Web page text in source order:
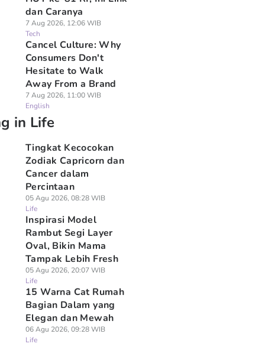
dan Caranya
7 Aug 2026, 12:06 WIB
Tech
Cancel Culture: Why
Consumers Don't
Hesitate to Walk
Away From a Brand
7 Aug 2026, 11:00 WIB
English
in Life
Tingkat Kecocokan
Zodiak Capricorn dan
Cancer dalam
Percintaan
05 Agu 2026, 08:28 WIB
Life
Inspirasi Model
Rambut Segi Layer
Oval, Bikin Mama
Tampak Lebih Fresh
05 Agu 2026, 20:07 WIB
Life
15 Warna Cat Rumah
Bagian Dalam yang
Elegan dan Mewah
06 Agu 2026, 09:28 WIB
Life